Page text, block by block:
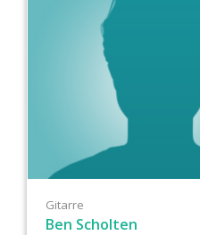
Gitarre
Ben Scholten